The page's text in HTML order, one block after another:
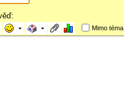
Mimo téma